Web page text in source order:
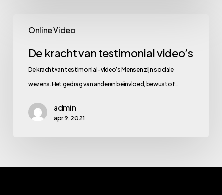
Online Video
kracht
testimonial
video’s
De kracht van testimonial video’s
De kracht van testimonial-video’s Mensen zijn sociale
wezens. Het gedrag van anderen beïnvloed, bewust of…
admin
apr 9, 2021